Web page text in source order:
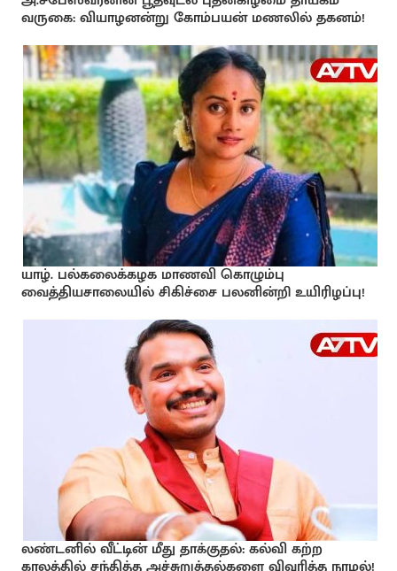
வருகை: வியாழனன்று கோம்பயன் மணலில் தகனம்!
யாழ். பல்கலைக்கழக மாணவி கொழும்பு
வைத்தியசாலையில் சிகிச்சை பலனின்றி உயிரிழப்பு!
லண்டனில் வீட்டின் மீது தாக்குதல்: கல்வி கற்ற